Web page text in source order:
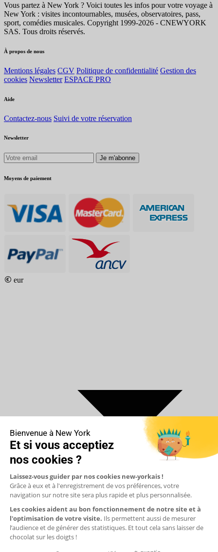
Vous partez à New York ? Voici toutes les infos pour votre voyage à
New York : visites incontournables, musées, observatoires, pass,
sport, comédies musicales. Copyright 1999-2026 - CNEWYORK
SAS. Tous droits réservés.
À propos de nous
Mentions légales CGV Politique de confidentialité Gestion des
cookies Newsletter ESPACE PRO
Aide
Contactez-nous Suivi de votre réservation
Newsletter
Je m'abonne
Moyens de paiement
eur
€ Euro
$ Dollar US
$ Dollar Canadien
₣ Franc Suisse